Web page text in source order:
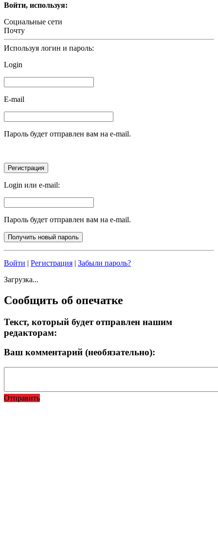
Войти, используя:
Социальные сети
Почту
Используя логин и пароль:
Login
E-mail
Пароль будет отправлен вам на e-mail.
Login или e-mail:
Пароль будет отправлен вам на e-mail.
Войти | Регистрация | Забыли пароль?
Загрузка...
Сообщить об опечатке
Текст, который будет отправлен нашим
редакторам:
Ваш комментарий (необязательно):
Отправить